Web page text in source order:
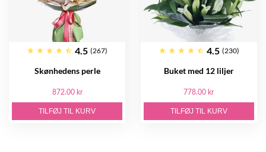
4.5 (267)
Skønhedens perle
872.00 kr
TILFØJ TIL KURV
4.5 (230)
Buket med 12 liljer
778.00 kr
TILFØJ TIL KURV